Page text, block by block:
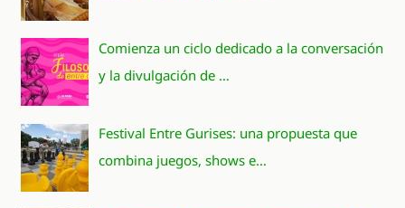
Comienza un ciclo dedicado a la conversación
y la divulgación de …
Festival Entre Gurises: una propuesta que
combina juegos, shows e…